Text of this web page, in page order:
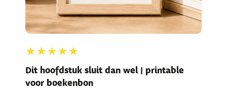
★★★★★
Dit hoofdstuk sluit dan wel | printable
voor boekenbon